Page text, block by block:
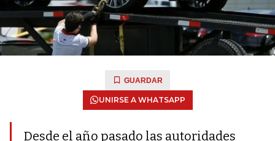
GUARDAR
UNIRSE A WHATSAPP
Desde el año pasado las autoridades